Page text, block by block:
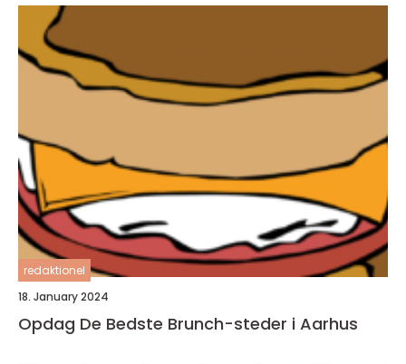
redaktionel
18. January 2024
Opdag De Bedste Brunch-steder i Aarhus